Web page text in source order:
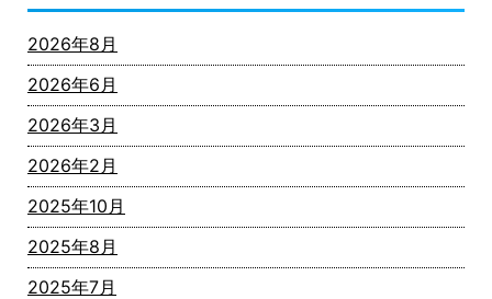
2026年8月
2026年6月
2026年3月
2026年2月
2025年10月
2025年8月
2025年7月